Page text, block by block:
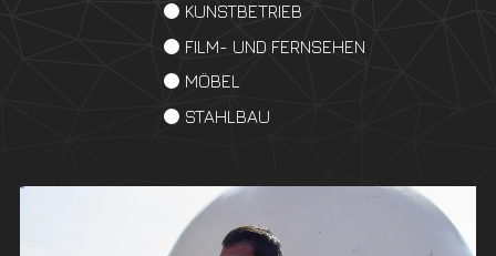
KUNSTBETRIEB
FILM- UND FERNSEHEN
MÖBEL
STAHLBAU